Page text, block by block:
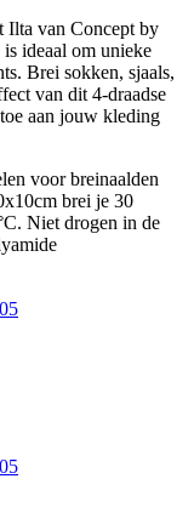
Ilta van Concept by
ideaal om unieke
Brei sokken, sjaals,
van dit 4-draadse
aan jouw kleding
voor breinaalden
brei je 30
Niet drogen in de